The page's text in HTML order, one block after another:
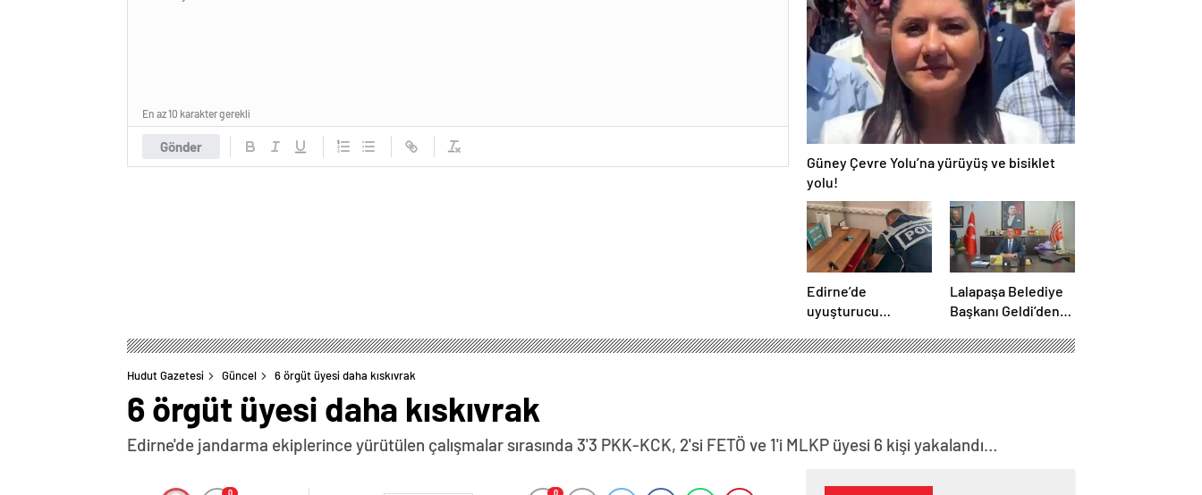
Gönder
En az 10 karakter gerekli
Güney Çevre Yolu’na yürüyüş ve bisiklet
yolu!
Edirne’de
uyuşturucu
Lalapaşa Belediye
Başkanı Geldi’den
Hudut Gazetesi Güncel 6 örgüt üyesi daha kıskıvrak
6 örgüt üyesi daha kıskıvrak
Edirne'de jandarma ekiplerince yürütülen çalışmalar sırasında 3'3 PKK-KCK, 2'si FETÖ ve 1'i MLKP üyesi 6 kişi yakalandı…
0 0